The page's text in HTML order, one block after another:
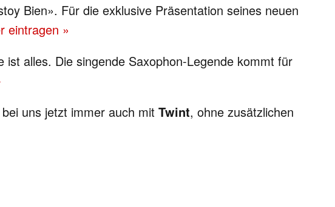
Bien». Für die exklusive Präsentation seines neuen
eintragen »
ist alles. Die singende Saxophon-Legende kommt für
uns jetzt immer auch mit Twint, ohne zusätzlichen